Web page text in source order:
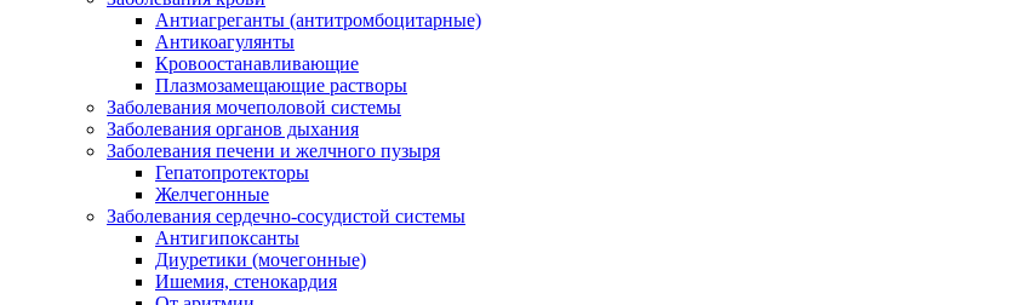
Антиагреганты (антитромбоцитарные)
Антикоагулянты
Кровоостанавливающие
Плазмозамещающие растворы
Заболевания мочеполовой системы
Заболевания органов дыхания
Заболевания печени и желчного пузыря
Гепатопротекторы
Желчегонные
Заболевания сердечно-сосудистой системы
Антигипоксанты
Диуретики (мочегонные)
Ишемия, стенокардия